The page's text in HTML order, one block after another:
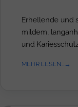
Erhellende und
mildem,
und
MEHR LESEN...